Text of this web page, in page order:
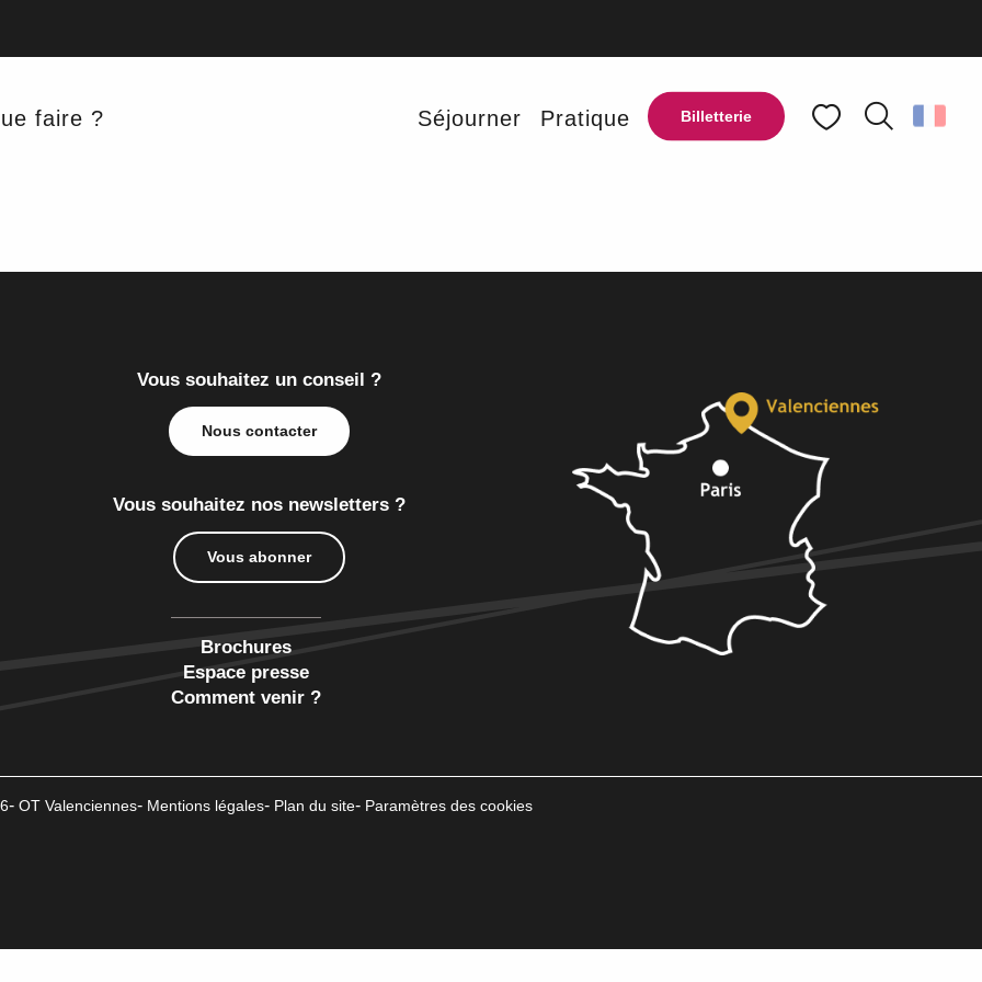
Billetterie
faire ? Séjourner Pratique
Ajouter aux favoris
Vous souhaitez un conseil ?
Nous contacter
Vous souhaitez nos newsletters ?
Vous abonner
Brochures
Espace presse
Comment venir ?
OT Valenciennes Mentions légales Plan du site Paramètres des cookies